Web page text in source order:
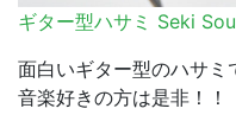
ギター型ハサミ Seki
面白いギター型のハサミ
音楽好きの方は是非！！